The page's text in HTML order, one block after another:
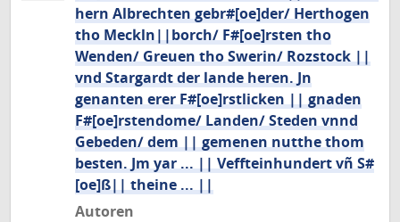
hern Albrechten gebr#[oe]der/ Herthogen
tho Meckln||borch/ F#[oe]rsten tho
Wenden/ Greuen tho Swerin/ Rozstock ||
vnd Stargardt der lande heren. Jn
genanten erer F#[oe]rstlicken || gnaden
F#[oe]rstendome/ Landen/ Steden vnnd
Gebeden/ dem || gemenen nutthe thom
besten. Jm yar ... || Veffteinhundert vñ S#
[oe]ß|| theine ... ||
Autoren